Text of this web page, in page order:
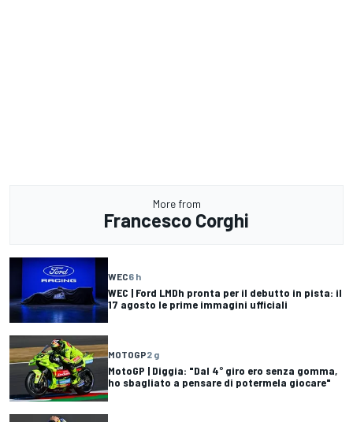
More from
Francesco Corghi
WEC6 h
WEC | Ford LMDh pronta per il debutto in pista: il
17 agosto le prime immagini ufficiali
MOTOGP2 g
MotoGP | Diggia: "Dal 4° giro ero senza gomma,
ho sbagliato a pensare di potermela giocare"